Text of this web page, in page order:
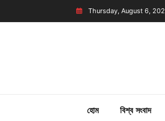
Thursday, August 6,
হোম বিশ্ব সংবাদ